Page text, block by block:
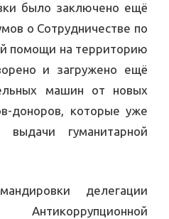
было заключено ещё
о Сотрудничестве по
помощи на территорию
и загружено ещё
машин от новых
доноров, которые уже
гуманитарной
делегации